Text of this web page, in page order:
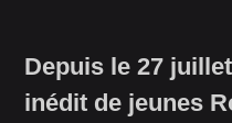
Depuis le 27
inédit de jeunes